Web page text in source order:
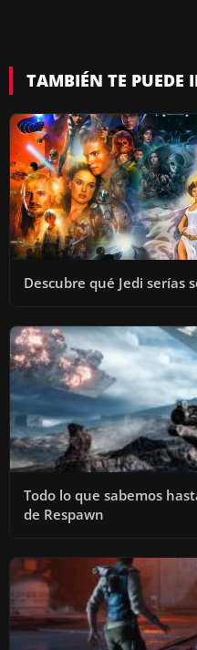
TAMBIÉN TE PUEDE
Descubre qué Jedi serías
Todo lo que sabemos
de Respawn